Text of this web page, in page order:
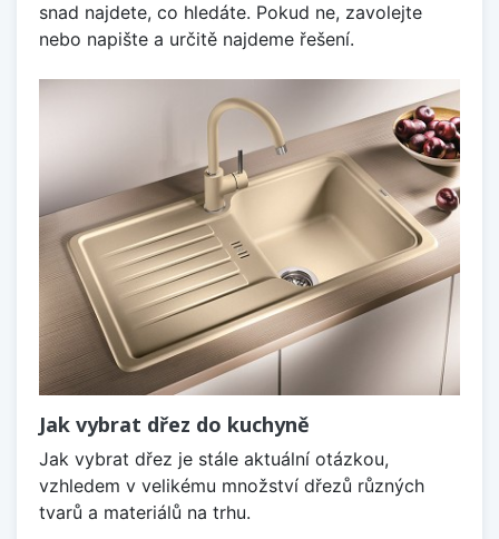
snad najdete, co hledáte. Pokud ne, zavolejte
nebo napište a určitě najdeme řešení.
Jak vybrat dřez do kuchyně
Jak vybrat dřez je stále aktuální otázkou,
vzhledem v velikému množství dřezů různých
tvarů a materiálů na trhu.